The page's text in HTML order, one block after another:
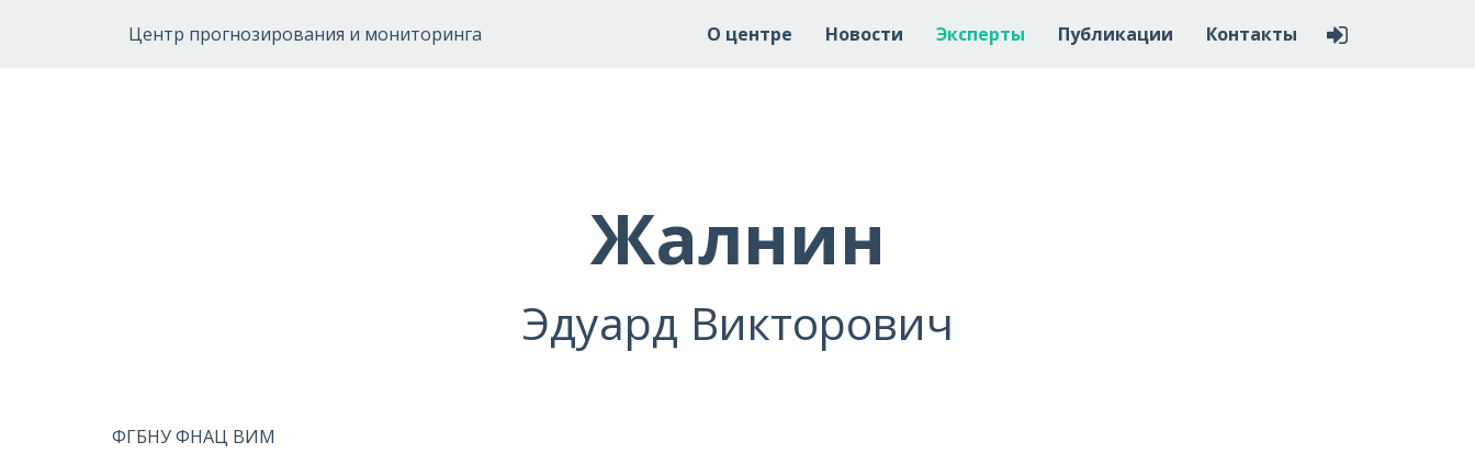
Центр прогнозирования и мониторинга О центре Новости Эксперты Публикации Контакты
Жалнин
Эдуард Викторович
ФГБНУ ФНАЦ ВИМ